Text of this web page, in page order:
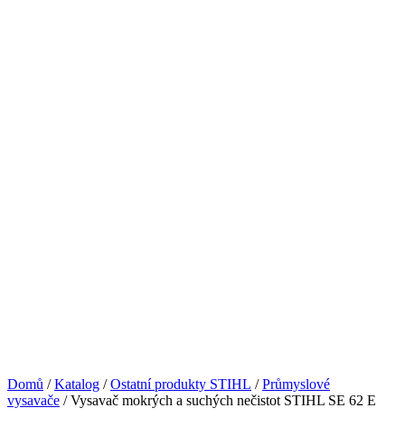
Domů /Katalog /Ostatní produkty STIHL /Průmyslové
vysavače / Vysavač mokrých a suchých nečistot STIHL SE 62 E